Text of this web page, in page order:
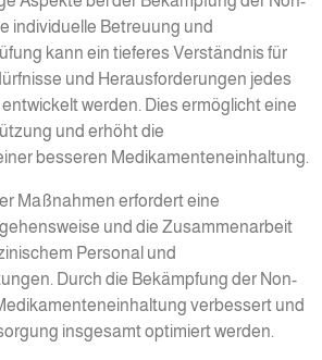
individuelle Betreuung und
kann ein tieferes Verständnis für
und Herausforderungen jedes
werden. Dies ermöglicht eine
und erhöht die
besseren Medikamenteneinhaltung.
Maßnahmen erfordert eine
und die Zusammenarbeit
Personal und
Durch die Bekämpfung der Non-
verbessert und
insgesamt optimiert werden.